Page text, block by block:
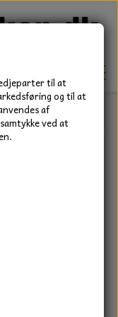
OG
Rustfri, A2
til at
og til at
af
ved at